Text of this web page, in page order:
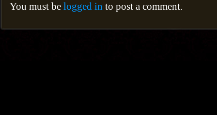
You must be logged in to post a comment.